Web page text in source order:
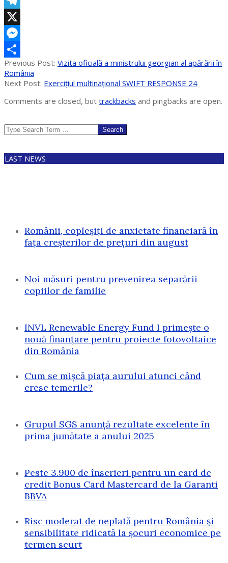
Telegram
X
Messenger
Partajează
2024-
05-
10
Previous Post: Vizita oficială a ministrului georgian al apărării în
România
Next Post: Exercițiul multinațional SWIFT RESPONSE 24
Comments are closed, but trackbacks and pingbacks are open.
Search
LAST NEWS
Românii, copleșiți de anxietate financiară în
fața creșterilor de prețuri din august
Noi măsuri pentru prevenirea separării
copiilor de familie
INVL Renewable Energy Fund I primește o
nouă finanțare pentru proiecte fotovoltaice
din România
Cum se mișcă piața aurului atunci când
cresc temerile?
Grupul SGS anunță rezultate excelente în
prima jumătate a anului 2025
Peste 3.900 de înscrieri pentru un card de
credit Bonus Card Mastercard de la Garanti
BBVA
Risc moderat de neplată pentru România și
sensibilitate ridicată la șocuri economice pe
termen scurt